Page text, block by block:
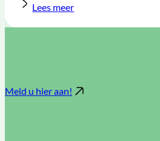
Lees meer
Meld u hier aan!